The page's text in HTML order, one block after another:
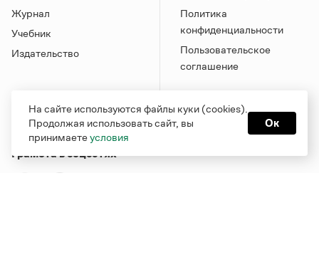
Журнал
Учебник
Издательство
Политика
конфиденциальности
Пользовательское
соглашение
Грамота в соцсетях
На сайте используются файлы куки (cookies).
Продолжая использовать сайт, вы
принимаетеусловия
Ок